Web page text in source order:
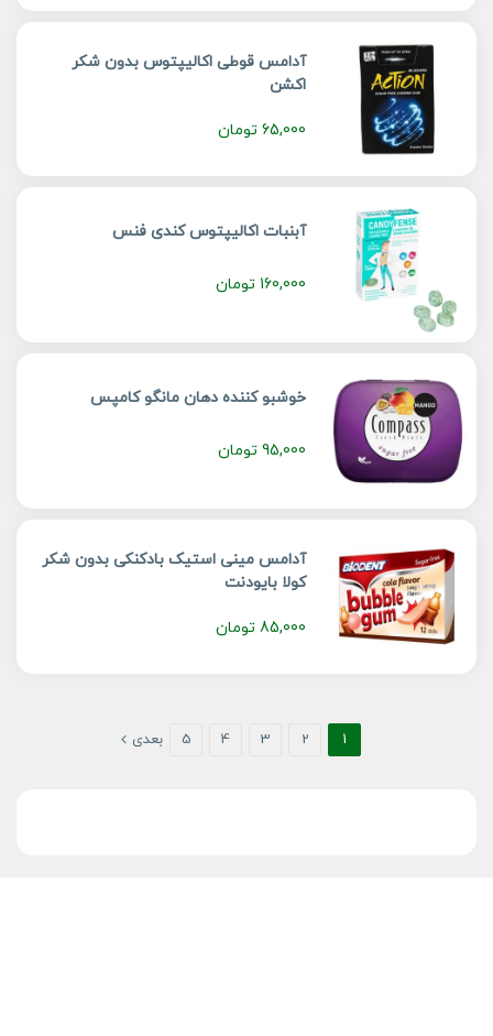
آدامس قوطی اکالیپتوس بدون شکر
اکشن
65,000 تومان
آبنبات اکالیپتوس کندی فنس
160,000 تومان
خوشبو کننده دهان مانگو کامپس
95,000 تومان
آدامس مینی استیک بادکنکی بدون شکر
کولا بایودنت
85,000 تومان
1
2
3
4
5 بعدی